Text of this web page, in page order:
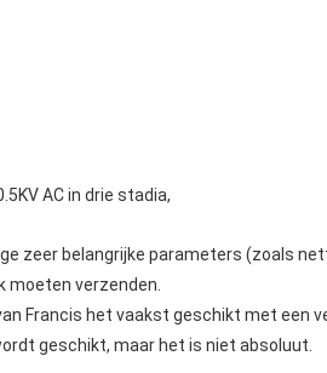
AC in drie stadia,
zeer belangrijke parameters (zoals
moeten verzenden.
Francis het vaakst geschikt met een
geschikt, maar het is niet absoluut.